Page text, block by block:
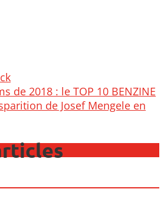
de 2018 : le TOP 10 BENZINE
de Josef Mengele en